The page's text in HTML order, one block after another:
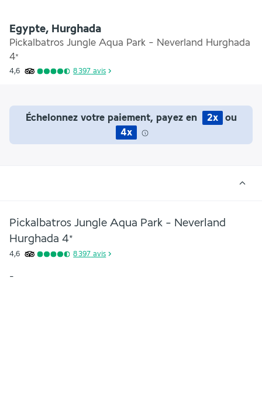
Egypte, Hurghada
Pickalbatros Jungle Aqua Park - Neverland Hurghada
4*
4,6 8 397 avis
Échelonnez votre paiement, payez en 2x
ou
4x
Pickalbatros Jungle Aqua Park - Neverland
Hurghada 4*
4,6 8 397 avis
-